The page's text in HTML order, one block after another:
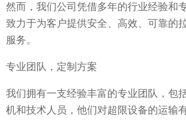
然而，我们公司凭借多年的行业经验和
致力于为客户提供安全、高效、可靠的
服务。
专业团队，定制方案
我们拥有一支经验丰富的专业团队，包
机和技术人员，他们对超限设备的运输